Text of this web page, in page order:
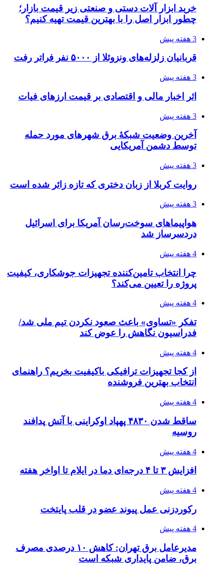
خرید ابزار آلات دستی و صنعتی زیر قیمت بازار؛
چطور ابزار اصل را با بهترین قیمت تهیه کنیم؟
3 هفته پیش
قربانیان زلزله‌های ونزوئلا از ۵۰۰۰ نفر فراتر رفت
3 هفته پیش
اثر اخبار مالی و اقتصادی بر قیمت ارزهای فیات
3 هفته پیش
آخرین وضعیت شبکۀ برق شهرهای مورد حمله
توسط دشمن آمریکایی
3 هفته پیش
روایت کربلا از زبان دختری که تازه زائر شده است
3 هفته پیش
هواپیماهای سوخت‌رسان آمریکا برای اسرائیل
دردسرساز شد
4 هفته پیش
چرا انتخاب تامین‌کننده تجهیزات جوشکاری، کیفیت
پروژه را تعیین می‌کند؟
4 هفته پیش
تفکر «تساوی» باعث صعود نکردن تیم ملی شد/
فدراسیون نگاهش را عوض کند
4 هفته پیش
از کجا تجهیزات ترافیکی باکیفیت بخریم؟ راهنمای
انتخاب بهترین فروشنده
4 هفته پیش
ساقط شدن ۴۸۳۰ پهپاد اوکراینی با آتش پدافند
روسیه
4 هفته پیش
افزایش ۳ تا ۴ درجه‌ای دما در ایلام تا اواخر هفته
4 هفته پیش
رکوردزنی عمل پیوند عضو در قلب پایتخت
4 هفته پیش
مدیرعامل برق تهران: کاهش ۱۰ درصدی مصرف
برق، ضامن پایداری شبکه است